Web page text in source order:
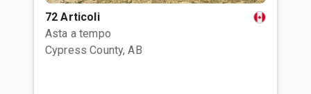
72 Articoli
Asta a tempo
Cypress County, AB